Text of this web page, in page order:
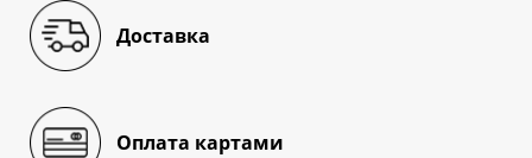
Доставка
Оплата картами